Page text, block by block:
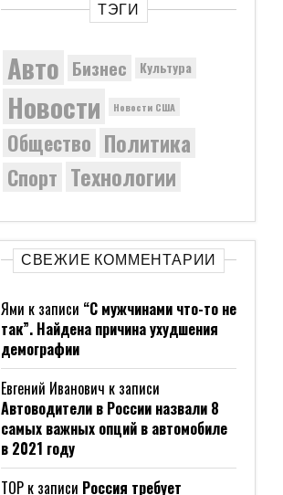
ТЭГИ
Авто Бизнес Культура
Новости Новости США
Общество Политика
Спорт Технологии
СВЕЖИЕ КОММЕНТАРИИ
Ями к записи “С мужчинами что-то не
так”. Найдена причина ухудшения
демографии
Евгений Иванович к записи
Автоводители в России назвали 8
самых важных опций в автомобиле
в 2021 году
ТОР к записи Россия требует